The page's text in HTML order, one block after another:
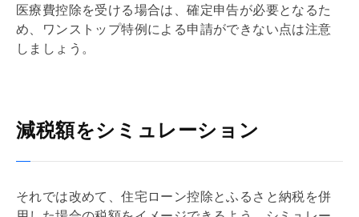
医療費控除を受ける場合は、確定申告が必要となるた
め、ワンストップ特例による申請ができない点は注意
しましょう。
減税額をシミュレーション
それでは改めて、住宅ローン控除とふるさと納税を併